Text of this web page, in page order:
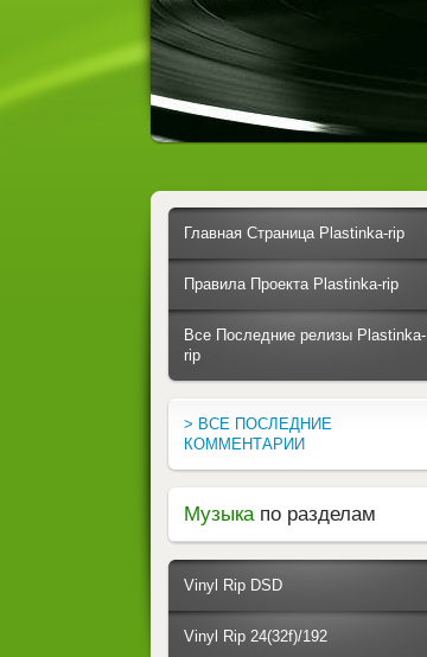
Главная Страница Plastinka-rip
Правила Проекта Plastinka-rip
Все Последние релизы Plastinka-
rip
> ВСЕ ПОСЛЕДНИЕ
КОММЕНТАРИИ
Музыка по разделам
Vinyl Rip DSD
Vinyl Rip 24(32f)/192